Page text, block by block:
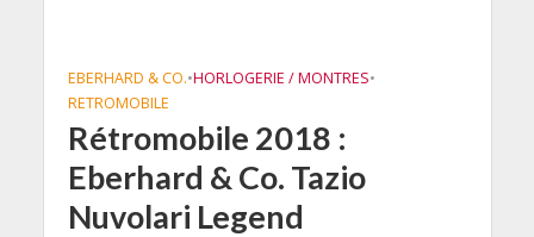
EBERHARD & CO.•HORLOGERIE / MONTRES•
RETROMOBILE
Rétromobile 2018 :
Eberhard & Co. Tazio
Nuvolari Legend